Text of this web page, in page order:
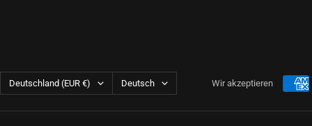
Land/Region
Deutschland (EUR €) Sprache
Deutsch Wir akzeptieren